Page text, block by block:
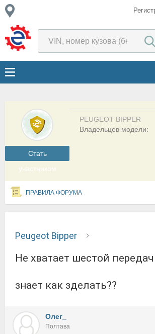
Cтать
участником
PEUGEOT BIPPER
Владельцев модели:
ПРАВИЛА ФОРУМА
Peugeot Bipper
не хватает шестой передачи... кто
знает как зделать??
Олег_
Полтава